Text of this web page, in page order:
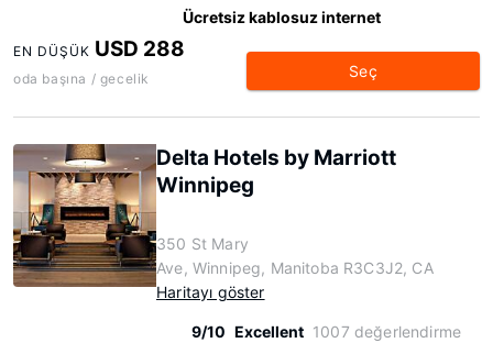
Ücretsiz kablosuz internet
EN DÜŞÜK USD 288
oda başına / gecelik Seç
Delta Hotels by Marriott
Winnipeg
350 St Mary
Ave, Winnipeg, Manitoba R3C3J2, CA
Haritayı göster
9/10 Excellent 1007 değerlendirme